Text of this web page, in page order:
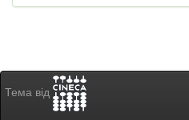
Тема від